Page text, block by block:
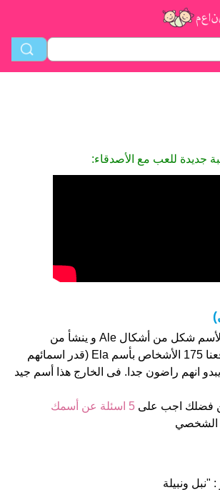
جديدة للعب مع الأصدقاء:
Ela هو اسم فتاة. الأسم شكل من أشكال Ale و ينشأ من
الأميركي. على موقعنا 175 الأشخاص بأسم Ela (قدر اسمائهم
ب 4.5 نجمة من 5 يبدو انهم راضون جدا. فى الخارج هذا أسم جيد
5 اسئلة عن أسمك
الشخصي